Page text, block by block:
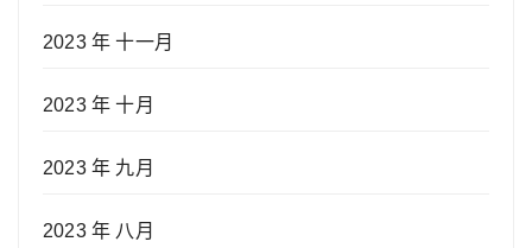
2023 年 十一月
2023 年 十月
2023 年 九月
2023 年 八月